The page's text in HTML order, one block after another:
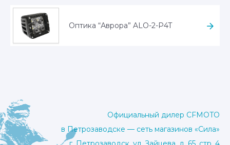
Оптика “Аврора” ALO-2-P4T
Официальный дилер CFMOTO
в Петрозаводске — сеть магазинов «Сила»